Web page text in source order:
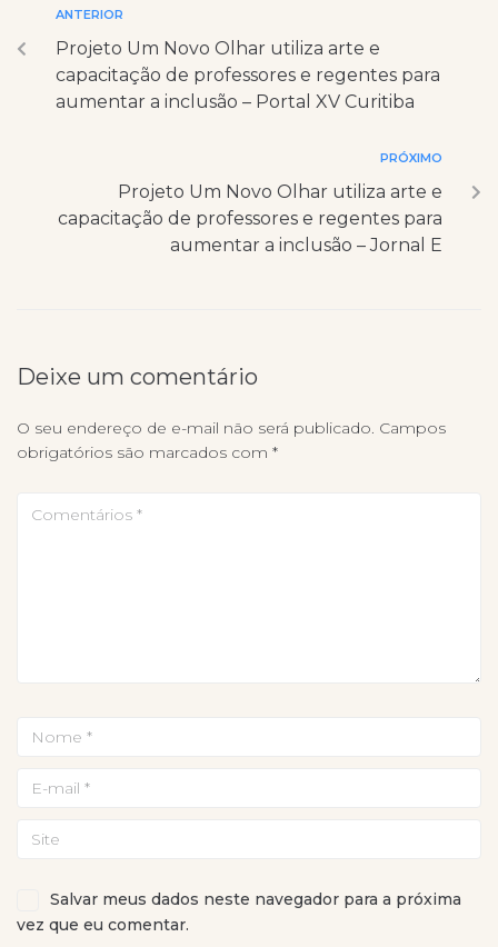
ANTERIOR
Projeto Um Novo Olhar utiliza arte e
capacitação de professores e regentes para
aumentar a inclusão – Portal XV Curitiba
PRÓXIMO
Projeto Um Novo Olhar utiliza arte e
capacitação de professores e regentes para
aumentar a inclusão – Jornal E
Deixe um comentário
O seu endereço de e-mail não será publicado. Campos
obrigatórios são marcados com *
Salvar meus dados neste navegador para a próxima
vez que eu comentar.